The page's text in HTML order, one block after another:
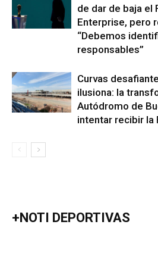
de dar de baja el
Enterprise, pero
“Debemos
responsables”
Curvas
ilusiona: la
Autódromo de
intentar recibir la
+NOTI DEPORTIVAS